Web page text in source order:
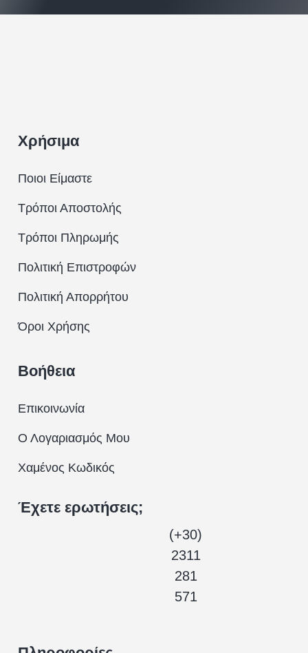
Χρήσιμα
Ποιοι Είμαστε
Τρόποι Αποστολής
Τρόποι Πληρωμής
Πολιτική Επιστροφών
Πολιτική Απορρήτου
Όροι Χρήσης
Βοήθεια
Επικοινωνία
Ο Λογαριασμός Μου
Χαμένος Κωδικός
Έχετε ερωτήσεις;
(+30)
2311
281
571